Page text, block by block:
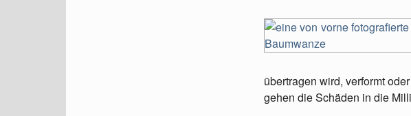
übertragen wird, verformt
gehen die Schäden in die